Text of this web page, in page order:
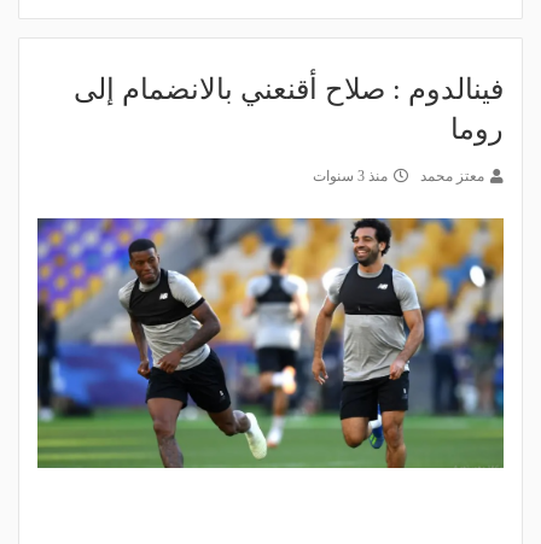
فينالدوم : صلاح أقنعني بالانضمام إلى
روما
معتز محمد منذ 3 سنوات